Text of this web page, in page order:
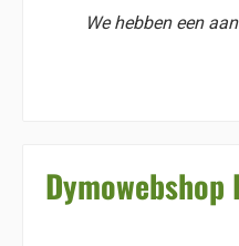
We hebben een